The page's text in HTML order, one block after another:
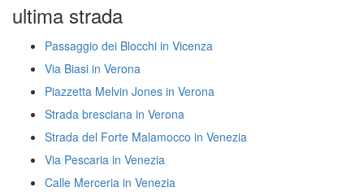
ultima strada
Passaggio dei Blocchi in Vicenza
Via Biasi in Verona
Piazzetta Melvin Jones in Verona
Strada bresciana in Verona
Strada del Forte Malamocco in Venezia
Via Pescaria in Venezia
Calle Merceria in Venezia